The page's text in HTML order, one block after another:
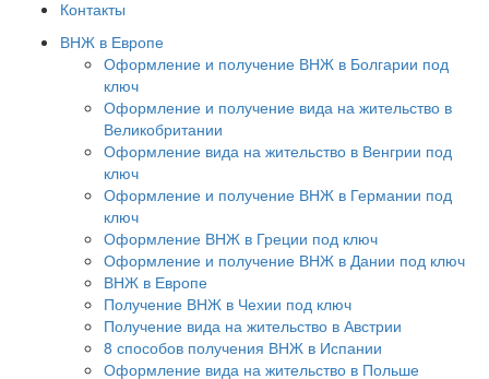
Контакты
ВНЖ в Европе
Оформление и получение ВНЖ в Болгарии под
ключ
Оформление и получение вида на жительство в
Великобритании
Оформление вида на жительство в Венгрии под
ключ
Оформление и получение ВНЖ в Германии под
ключ
Оформление ВНЖ в Греции под ключ
Оформление и получение ВНЖ в Дании под ключ
ВНЖ в Европе
Получение ВНЖ в Чехии под ключ
Получение вида на жительство в Австрии
8 способов получения ВНЖ в Испании
Оформление вида на жительство в Польше